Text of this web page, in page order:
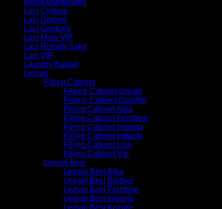
Laci Chitose
Laci Dorong
Laci Gantung
Laci Meja VIP
Laci Rumah Sakit
Laci VIP
Laundry Basket
Lemari
Filling Cabinet
Filking Cabinet Donati
Fillimg Cabinet Datafile
Filling Cabinet Alba
Filling Cabinet Frontline
Filling Cabinet Importa
Filling Cabinet Indachi
Filling Cabinet Lion
Filling Cabinet Vip
Lemari Besi
Lemari Besi Alba
Lemari Besi Brother
Lemari Besi Frontline
Lemari Besi Importa
Lemari Besi Kozure